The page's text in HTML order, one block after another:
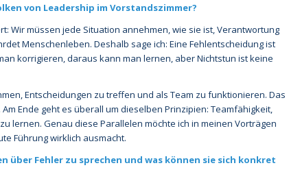
von Leadership im Vorstandszimmer?
Wir müssen jede Situation annehmen, wie sie ist, Verantwortung
Menschenleben. Deshalb sage ich: Eine Fehlentscheidung ist
korrigieren, daraus kann man lernen, aber Nichtstun ist keine
Entscheidungen zu treffen und als Team zu funktionieren. Das
Ende geht es überall um dieselben Prinzipien: Teamfähigkeit,
lernen. Genau diese Parallelen möchte ich in meinen Vorträgen
Führung wirklich ausmacht.
Fehler zu sprechen und was können sie sich konkret